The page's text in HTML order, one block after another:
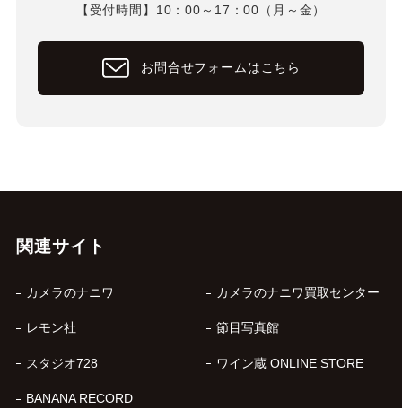
【受付時間】10：00～17：00（月～金）
お問合せフォームはこちら
関連サイト
カメラのナニワ カメラのナニワ買取センター
レモン社 節目写真館
スタジオ728 ワイン蔵 ONLINE STORE
BANANA RECORD